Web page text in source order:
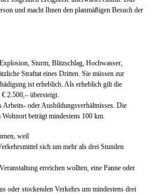
und macht Ihnen den planmäßigen Besuch der
Sturm, Blitzschlag, Hochwasser,
Straftat eines Dritten. Sie müssen zur
ist erheblich. Als erheblich gilt die
2.500,– übersteigt.
Arbeits- oder Ausbildungsverhältnisses. Die
beträgt mindestens 100 km.
weil
sich um mehr als drei Stunden
erreichen wollten, eine Panne oder
oder stockenden Verkehrs um mindestens drei